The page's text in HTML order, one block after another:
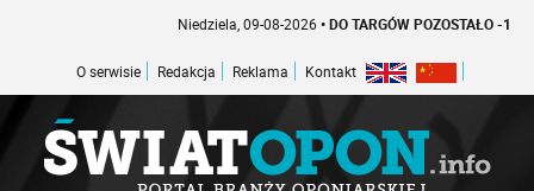
Niedziela, 09-08-2026• DO TARGÓW POZOSTAŁO -1 DNI
O serwisie Redakcja Reklama Kontakt